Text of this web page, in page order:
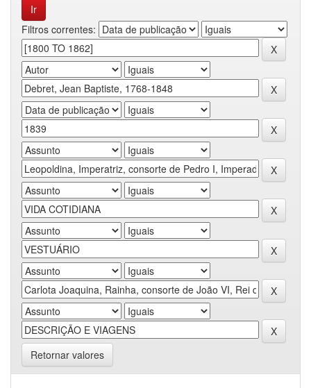
Filtros correntes:
Retornar valores